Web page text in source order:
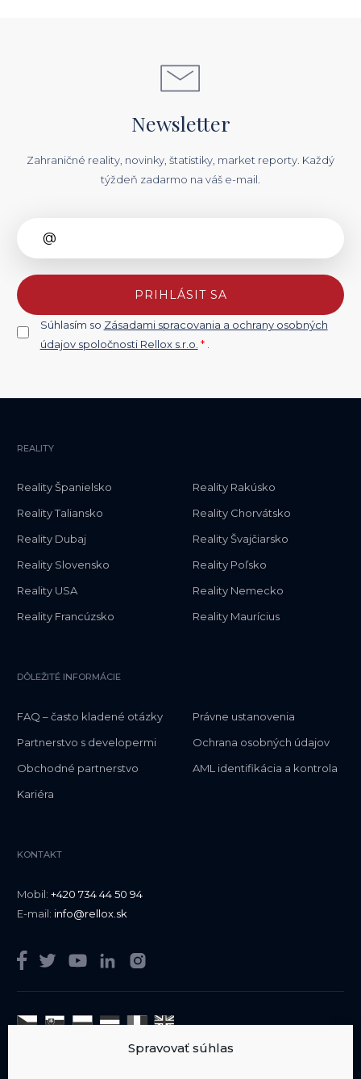
Spravovať súhlas
Newsletter
Zahraničné reality, novinky, štatistiky, market reporty. Každý
týždeň zadarmo na váš e-mail.
PRIHLÁSIT SA
Súhlasím so Zásadami spracovania a ochrany osobných
údajov spoločnosti Rellox s.r.o. *
REALITY
Reality Španielsko
Reality Taliansko
Reality Dubaj
Reality Slovensko
Reality USA
Reality Francúzsko
Reality Rakúsko
Reality Chorvátsko
Reality Švajčiarsko
Reality Poľsko
Reality Nemecko
Reality Maurícius
DÔLEŽITÉ INFORMÁCIE
FAQ – často kladené otázky
Partnerstvo s developermi
Obchodné partnerstvo
Kariéra
Právne ustanovenia
Ochrana osobných údajov
AML identifikácia a kontrola
KONTAKT
Mobil: +420 734 44 50 94
E-mail: info@rellox.sk